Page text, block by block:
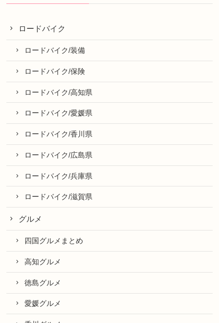
ロードバイク
ロードバイク/装備
ロードバイク/保険
ロードバイク/高知県
ロードバイク/愛媛県
ロードバイク/香川県
ロードバイク/広島県
ロードバイク/兵庫県
ロードバイク/滋賀県
グルメ
四国グルメまとめ
高知グルメ
徳島グルメ
愛媛グルメ